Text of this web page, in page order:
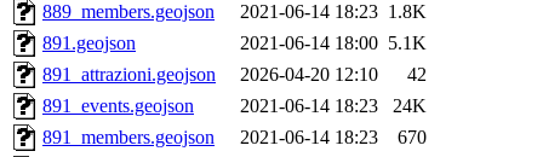
889_members.geojson
2021-06-14 18:23 1.8K
891.geojson
2021-06-14 18:00 5.1K
891_attrazioni.geojson
2026-04-20 12:10
42
891_events.geojson
2021-06-14 18:23
24K
891_members.geojson
2021-06-14 18:23 670